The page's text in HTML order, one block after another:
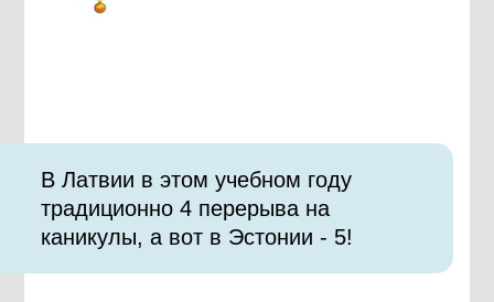
В Латвии в этом учебном году
традиционно 4 перерыва на
каникулы, а вот в Эстонии - 5!